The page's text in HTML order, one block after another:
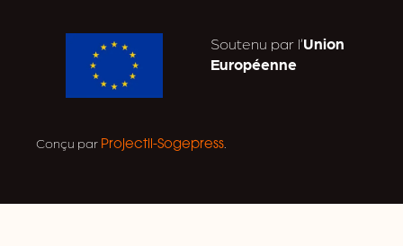
Soutenu par l’Union
Européenne
Conçu par Projectil-Sogepress